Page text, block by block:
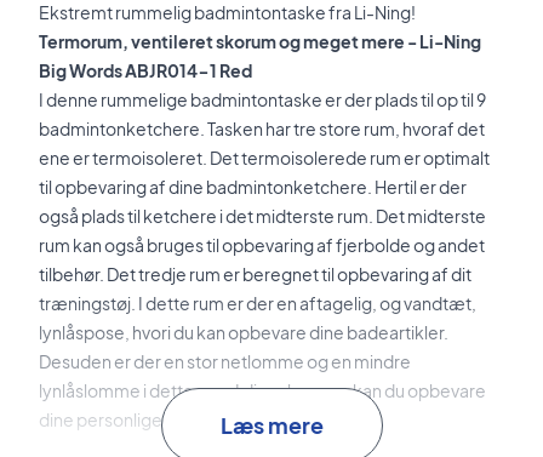
Ekstremt rummelig badmintontaske fra Li-Ning!
Termorum, ventileret skorum og meget mere - Li-Ning
Big Words ABJR014-1 Red
I denne rummelige badmintontaske er der plads til op til 9
badmintonketchere. Tasken har tre store rum, hvoraf det
ene er termoisoleret. Det termoisolerede rum er optimalt
til opbevaring af dine badmintonketchere. Hertil er der
også plads til ketchere i det midterste rum. Det midterste
rum kan også bruges til opbevaring af fjerbolde og andet
tilbehør. Det tredje rum er beregnet til opbevaring af dit
træningstøj. I dette rum er der en aftagelig, og vandtæt,
lynlåspose, hvori du kan opbevare dine badeartikler.
Desuden er der en stor netlomme og en mindre
lynlåslomme i dette rum. I disse lommer kan du opbevare
dine personlige ejendele.Læs mere